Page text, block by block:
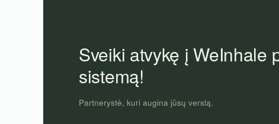
Sveiki atvykę į WeInhale
sistemą!
Partnerystė, kuri augina jūsų verslą.